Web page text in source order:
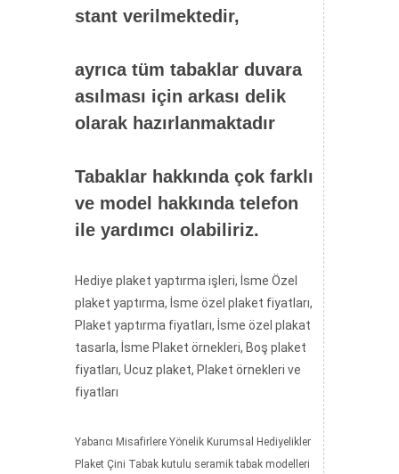
stant verilmektedir,
ayrıca tüm tabaklar duvara
asılması için arkası delik
olarak hazırlanmaktadır
Tabaklar hakkında çok farklı
ve model hakkında telefon
ile yardımcı olabiliriz.
Hediye plaket yaptırma işleri, İsme Özel
plaket yaptırma, İsme özel plaket fiyatları,
Plaket yaptırma fiyatları, İsme özel plakat
tasarla, İsme Plaket örnekleri, Boş plaket
fiyatları, Ucuz plaket, Plaket örnekleri ve
fiyatları
Yabancı Misafirlere Yönelik Kurumsal Hediyelikler
Plaket Çini Tabak kutulu seramik tabak modelleri